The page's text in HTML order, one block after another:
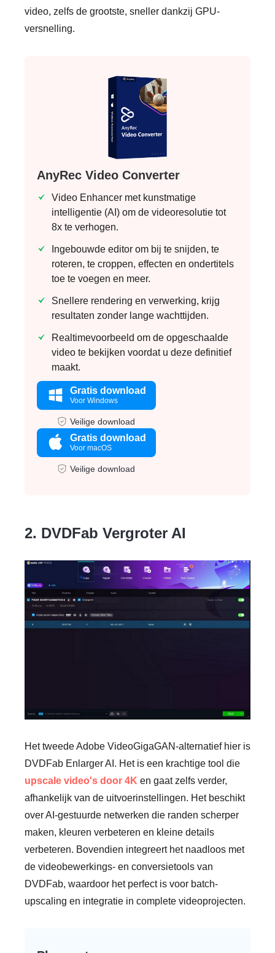
video, zelfs de grootste, sneller dankzij GPU-
versnelling.
AnyRec Video Converter
Video Enhancer met kunstmatige
intelligentie (AI) om de videoresolutie tot
8x te verhogen.
Ingebouwde editor om bij te snijden, te
roteren, te croppen, effecten en ondertitels
toe te voegen en meer.
Snellere rendering en verwerking, krijg
resultaten zonder lange wachttijden.
Realtimevoorbeeld om de opgeschaalde
video te bekijken voordat u deze definitief
maakt.
Gratis download
Voor Windows
Veilige download
Gratis download
Voor macOS
Veilige download
2. DVDFab Vergroter AI
Het tweede Adobe VideoGigaGAN-alternatief hier is
DVDFab Enlarger AI. Het is een krachtige tool die
upscale video's door 4K en gaat zelfs verder,
afhankelijk van de uitvoerinstellingen. Het beschikt
over AI-gestuurde netwerken die randen scherper
maken, kleuren verbeteren en kleine details
verbeteren. Bovendien integreert het naadloos met
de videobewerkings- en conversietools van
DVDFab, waardoor het perfect is voor batch-
upscaling en integratie in complete videoprojecten.